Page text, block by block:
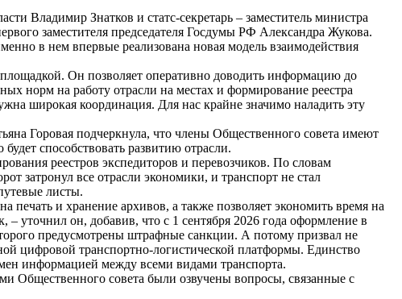
Владимир Знатков и статс-секретарь – заместитель министра
заместителя председателя Госдумы РФ Александра Жукова.
в нем впервые реализована новая модель взаимодействия
Он позволяет оперативно доводить информацию до
норм на работу отрасли на местах и формирование реестра
широкая координация. Для нас крайне значимо наладить эту
Горовая подчеркнула, что члены Общественного совета имеют
способствовать развитию отрасли.
реестров экспедиторов и перевозчиков. По словам
затронул все отрасли экономики, и транспорт не стал
листы.
печать и хранение архивов, а также позволяет экономить время на
– уточнил он, добавив, что с 1 сентября 2026 года оформление в
предусмотрены штрафные санкции. А потому призвал не
цифровой транспортно-логистической платформы. Единство
информацией между всеми видами транспорта.
Общественного совета были озвучены вопросы, связанные с